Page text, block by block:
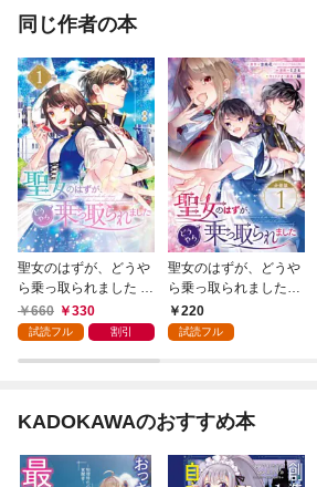
同じ作者の本
聖女のはずが、どうや
ら乗っ取られました 1
巻660 330
試読フル 割引
聖女のはずが、どうや
ら乗っ取られました
【分冊版】 1
220
試読フル
KADOKAWAのおすすめ本